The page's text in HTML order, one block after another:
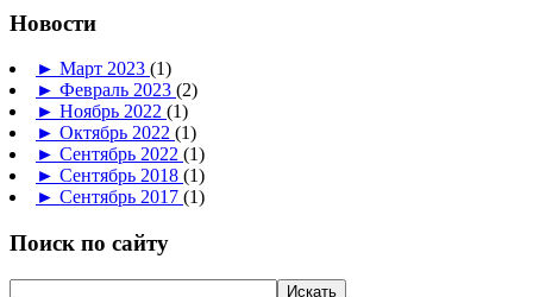
Новости
► Март 2023 (1)
► Февраль 2023 (2)
► Ноябрь 2022 (1)
► Октябрь 2022 (1)
► Сентябрь 2022 (1)
► Сентябрь 2018 (1)
► Сентябрь 2017 (1)
Поиск по сайту